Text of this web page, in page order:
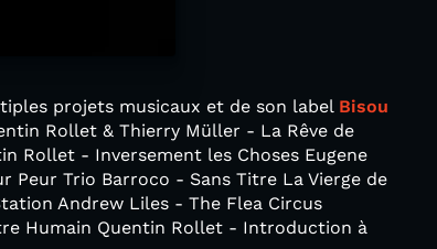
projets musicaux et de son label Bisou
Rollet & Thierry Müller - La Rêve de
Rollet - Inversement les Choses Eugene
Peur Trio Barroco - Sans Titre La Vierge de
Andrew Liles - The Flea Circus
Humain Quentin Rollet - Introduction à